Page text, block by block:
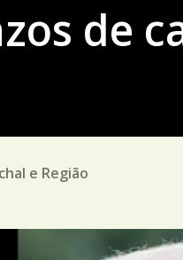
de
e Região